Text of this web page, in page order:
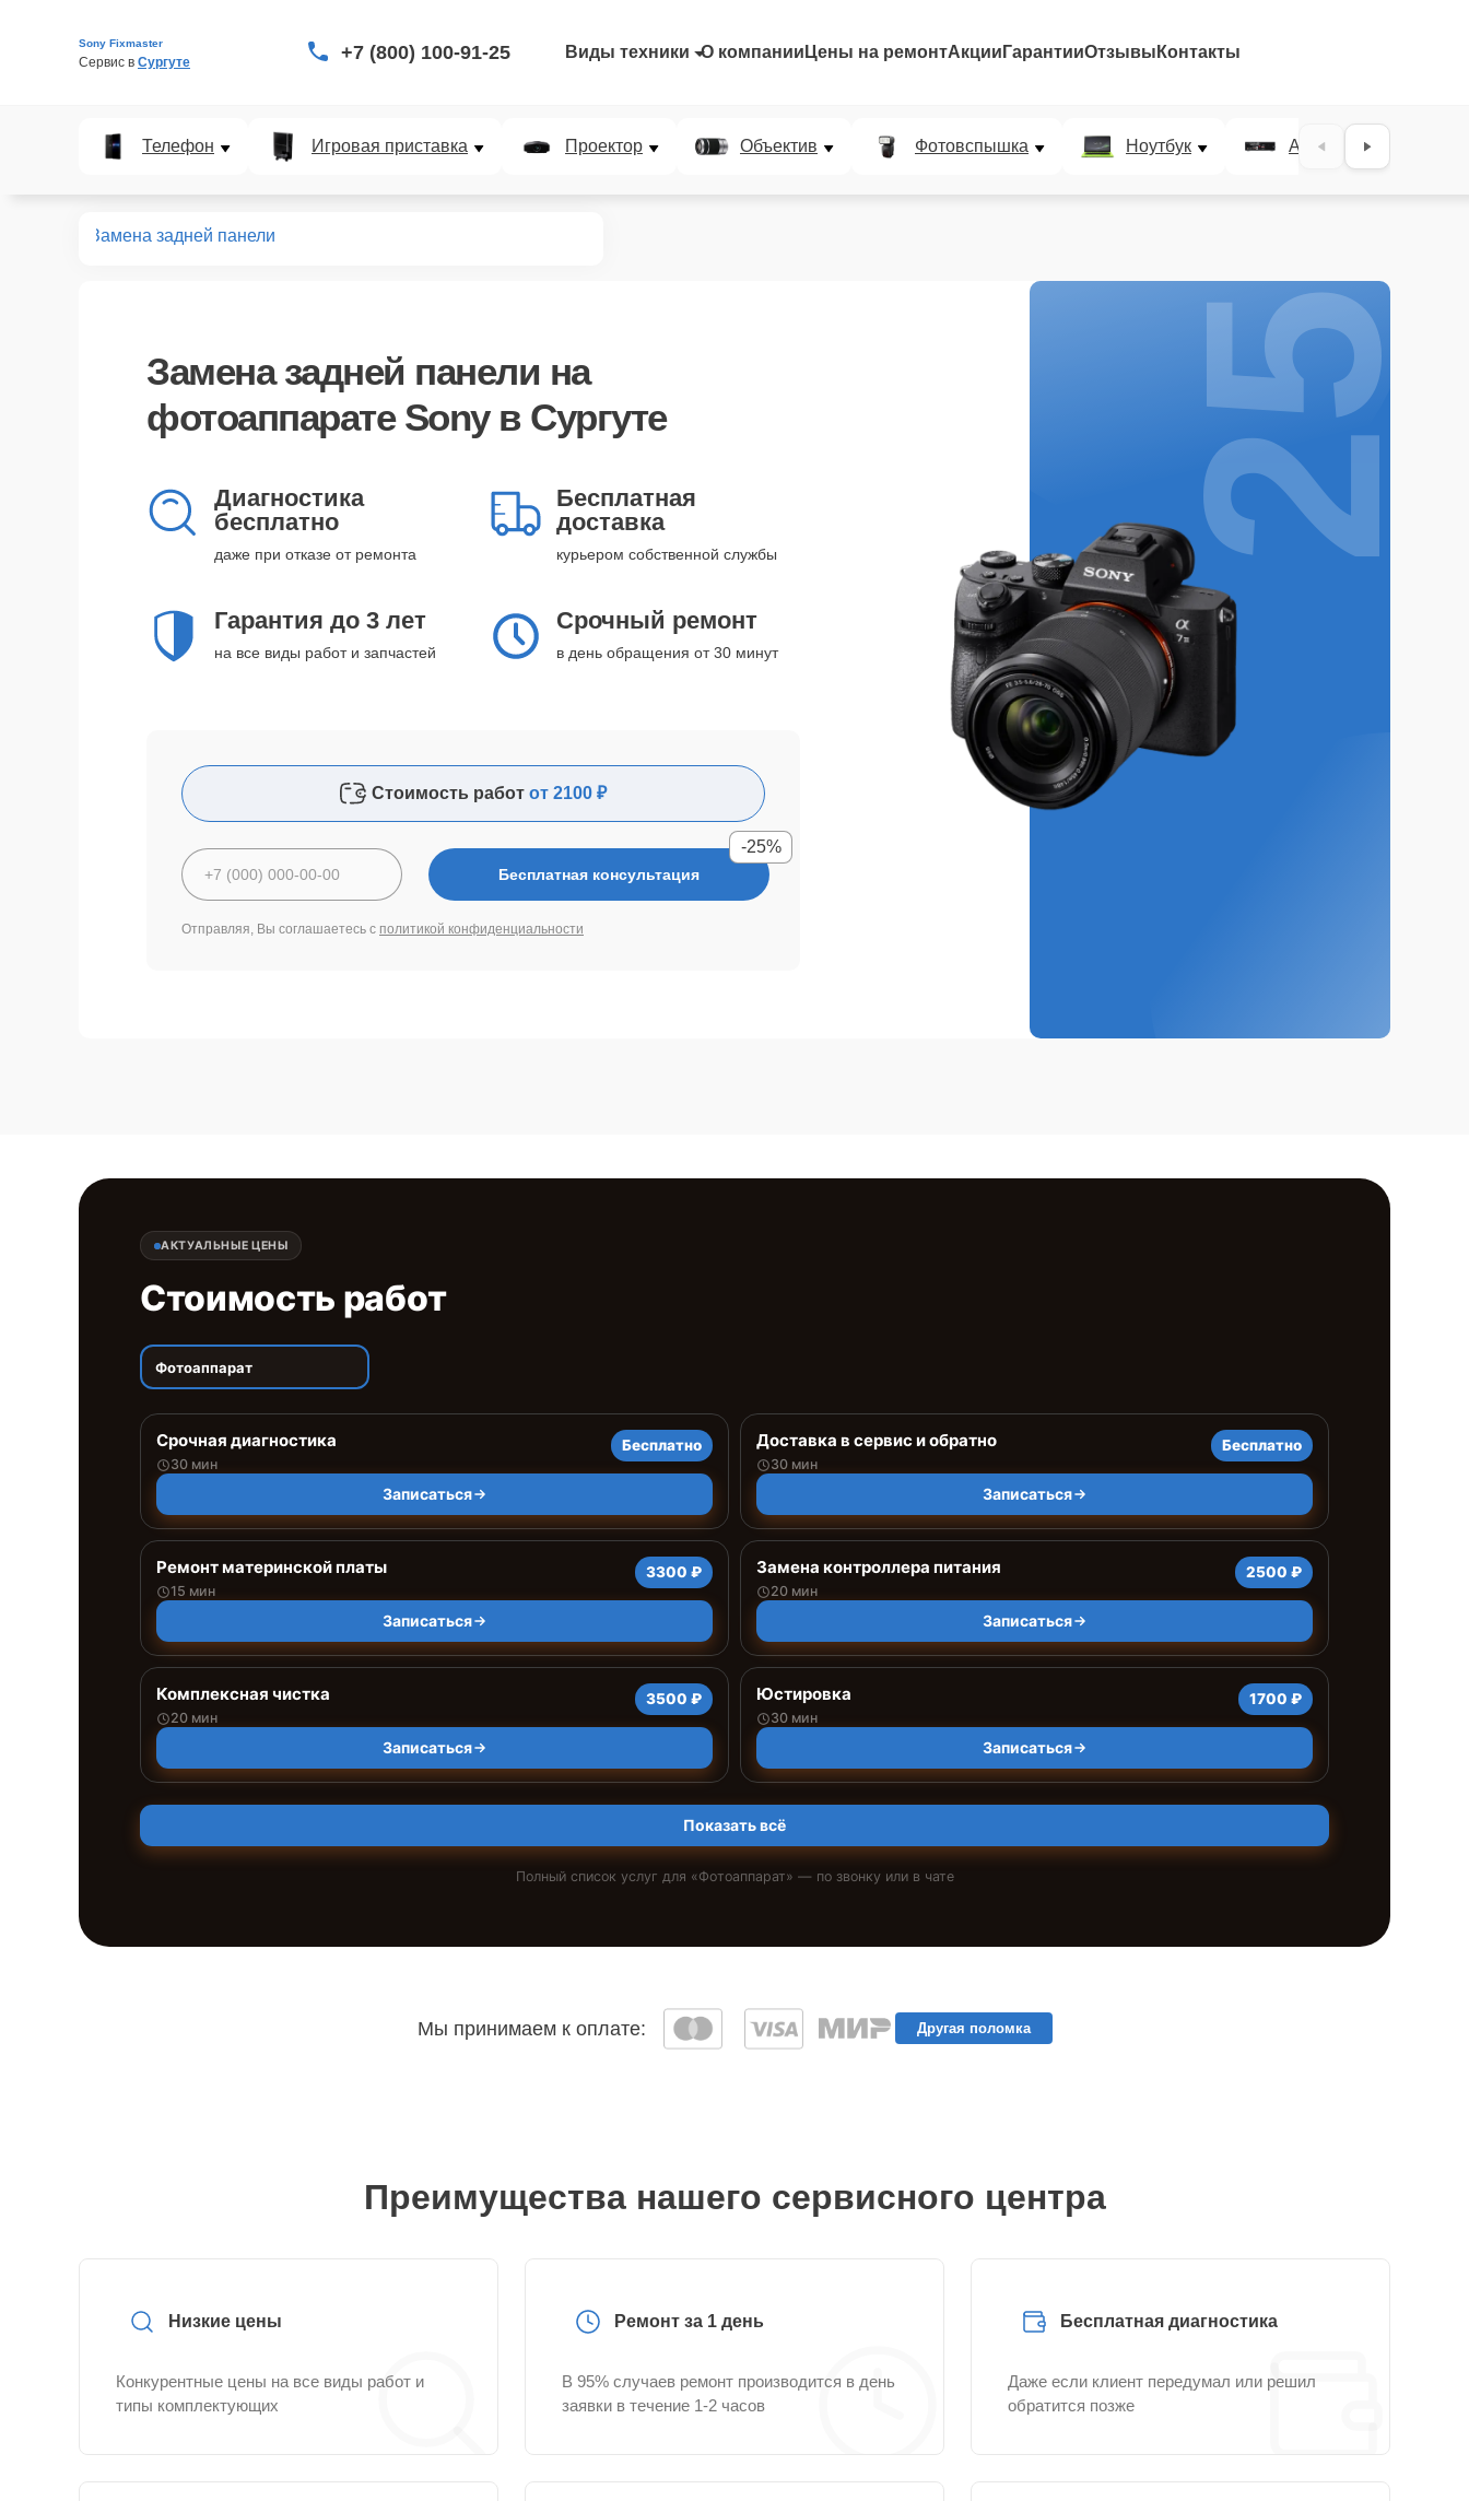
Sony Fixmaster
Сервис в Сургуте +7 (800) 100-91-25 Виды техники О компании Цены на ремонтАкции ГарантииОтзывы Контакты
Телефон Игровая приставка Проектор Объектив Фотовспышка Ноутбук AV-ресивер
Замена задней панели
Замена задней панели на
фотоаппарате Sony в Сургуте
Диагностика
бесплатно
даже при отказе от ремонта
Бесплатная
доставка
курьером собственной службы
Гарантия до 3 лет
на все виды работ и запчастей
Срочный ремонт
в день обращения от 30 минут
Стоимость работ от 2100 ₽
Бесплатная консультация
-25%
Отправляя, Вы соглашаетесь с политикой конфиденциальности
25%
АКТУАЛЬНЫЕ ЦЕНЫ
Стоимость работ
Фотоаппарат
Срочная диагностика
30 мин
Бесплатно
Записаться
Доставка в сервис и обратно
30 мин
Бесплатно
Записаться
Ремонт материнской платы
15 мин
3300 ₽
Записаться
Замена контроллера питания
20 мин
2500 ₽
Записаться
Комплексная чистка
20 мин
3500 ₽
Записаться
Юстировка
30 мин
1700 ₽
Записаться
Показать всё
Полный список услуг для «Фотоаппарат» — по звонку или в чате
Мы принимаем к оплате: Другая поломка
Преимущества нашего сервисного центра
Низкие цены
Конкурентные цены на все виды работ и
типы комплектующих
Ремонт за 1 день
В 95% случаев ремонт производится в день
заявки в течение 1-2 часов
Бесплатная диагностика
Даже если клиент передумал или решил
обратится позже